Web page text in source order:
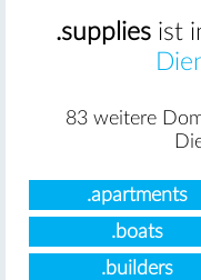
.suppliesist
83 weitere
.apartments
.boats
.builders